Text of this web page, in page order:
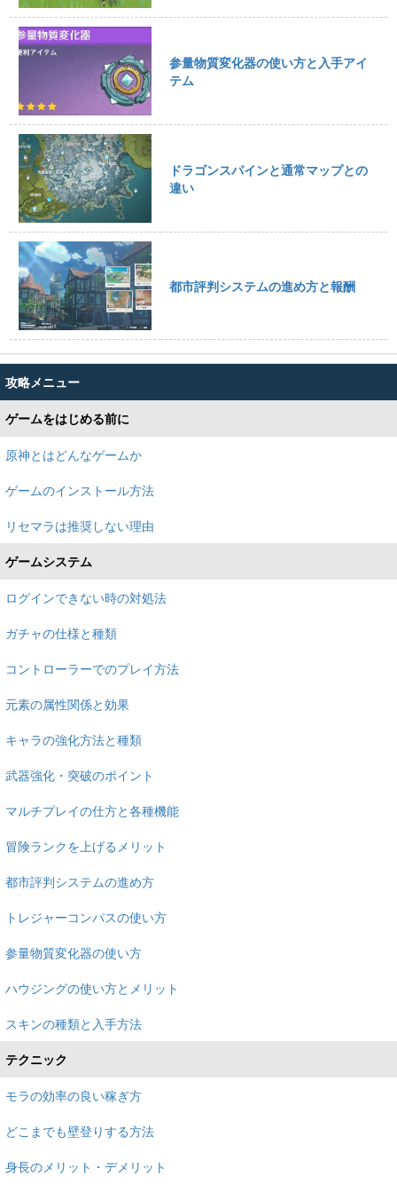
参量物質変化器の使い方と入手アイ
テム
ドラゴンスパインと通常マップとの
違い
都市評判システムの進め方と報酬
攻略メニュー
ゲームをはじめる前に
原神とはどんなゲームか
ゲームのインストール方法
リセマラは推奨しない理由
ゲームシステム
ログインできない時の対処法
ガチャの仕様と種類
コントローラーでのプレイ方法
元素の属性関係と効果
キャラの強化方法と種類
武器強化・突破のポイント
マルチプレイの仕方と各種機能
冒険ランクを上げるメリット
都市評判システムの進め方
トレジャーコンパスの使い方
参量物質変化器の使い方
ハウジングの使い方とメリット
スキンの種類と入手方法
テクニック
モラの効率の良い稼ぎ方
どこまでも壁登りする方法
身長のメリット・デメリット